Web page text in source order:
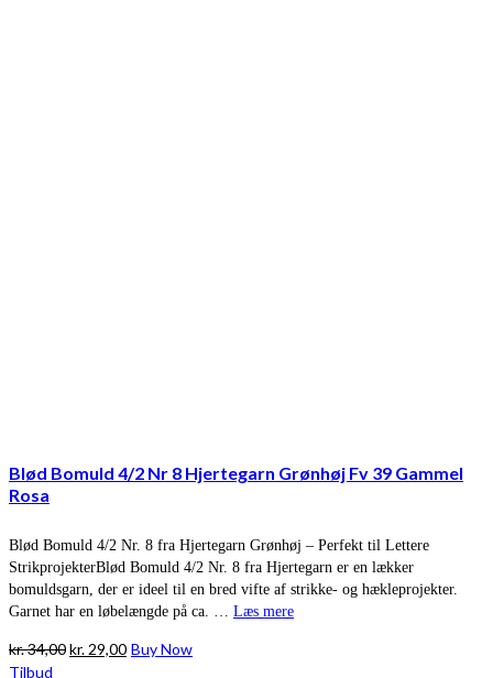
Blød Bomuld 4/2 Nr 8 Hjertegarn Grønhøj Fv 39 Gammel
Rosa
Blød Bomuld 4/2 Nr. 8 fra Hjertegarn Grønhøj – Perfekt til Lettere
StrikprojekterBlød Bomuld 4/2 Nr. 8 fra Hjertegarn er en lækker
bomuldsgarn, der er ideel til en bred vifte af strikke- og hækleprojekter.
Garnet har en løbelængde på ca. … Læs mere
kr.34,00Den
kr.29,00Den
Buy Now
Tilbud